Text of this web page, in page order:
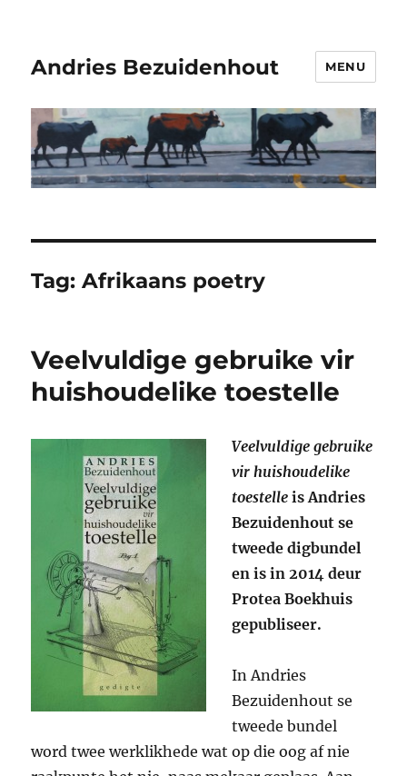
Andries Bezuidenhout MENU
Tag:Afrikaans poetry
Veelvuldige gebruike vir
huishoudelike toestelle
Veelvuldige gebruike
vir huishoudelike
toestelle is Andries
Bezuidenhout se
tweede digbundel
en is in 2014 deur
Protea Boekhuis
gepubliseer.
In Andries
Bezuidenhout se
tweede bundel
word twee werklikhede wat op die oog af nie